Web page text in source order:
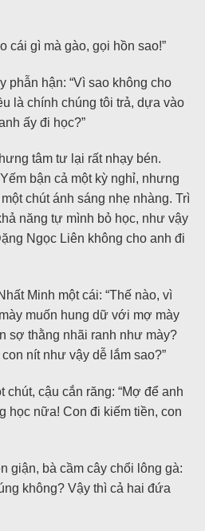
cái gì mà gào, gọi hồn sao!”
phẫn hận: “Vì sao không cho
là chính chúng tôi trả, dựa vào
ấy đi học?”
tâm tư lại rất nhạy bén.
bận cả một kỳ nghỉ, nhưng
chút ánh sáng nhẹ nhàng. Trì
năng tự mình bỏ học, như vậy
Ngọc Liên không cho anh đi
Minh một cái: “Thế nào, vì
muốn hung dữ với mợ mày
sợ thằng nhãi ranh như mày?
nít như vậy dễ lắm sao?”
chút, cậu cắn răng: “Mợ để anh
học nữa! Con đi kiếm tiền, con
giận, bà cầm cây chổi lông gà:
không? Vậy thì cả hai đứa